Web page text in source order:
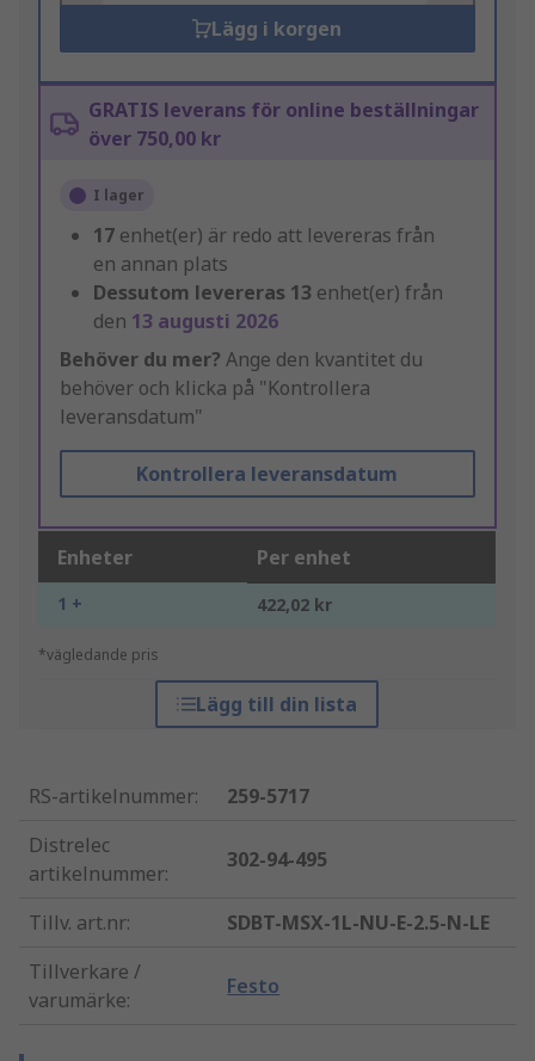
Lägg i korgen
GRATIS leverans för online beställningar
över 750,00 kr
I lager
17 enhet(er) är redo att levereras från
en annan plats
Dessutom levereras 13 enhet(er) från
den 13 augusti 2026
Behöver du mer? Ange den kvantitet du
behöver och klicka på "Kontrollera
leveransdatum"
Kontrollera leveransdatum
Enheter Per enhet
1 + 422,02 kr
*vägledande pris
Lägg till din lista
RS-artikelnummer:
259-5717
Distrelec
artikelnummer:
302-94-495
Tillv. art.nr:
SDBT-MSX-1L-NU-E-2.5-N-LE
Tillverkare /
varumärke:
Festo